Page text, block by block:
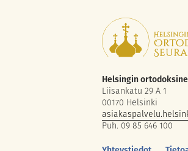
Helsingin
Liisankatu 29 A 1
00170 Helsinki
Puh. 09 85 646 100